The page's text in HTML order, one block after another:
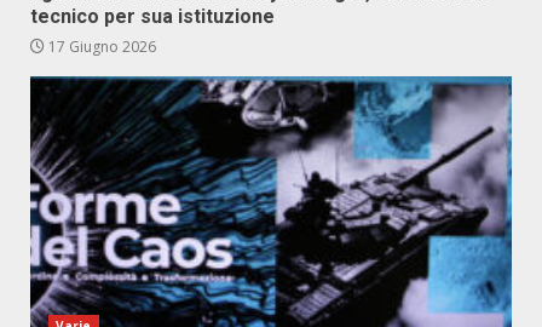
tecnico per sua istituzione
17 Giugno 2026